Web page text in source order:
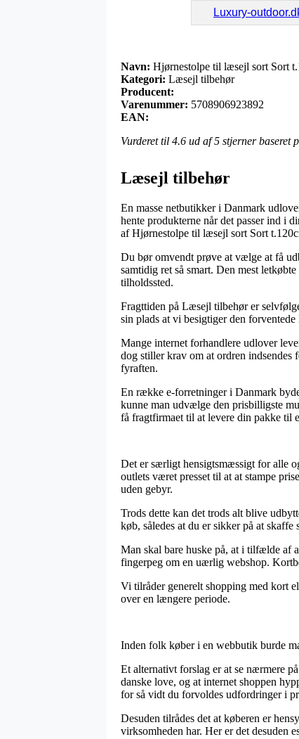
Luxury-
Navn: Hjørnestolpe til læsejl sort Sort
Kategori: Læsejl tilbehør
Producent:
Varenummer: 5708906923892
EAN:
Vurderet til 4.6 ud af 5 stjerner baseret
Læsejl tilbehør
En masse netbutikker i Danmark
hente produkterne når det passer ind i
af Hjørnestolpe til læsejl sort Sort
Du bør omvendt prøve at vælge at få
samtidig ret så smart. Den mest
tilholdssted.
Fragttiden på Læsejl tilbehør er
sin plads at vi besigtiger den
Mange internet forhandlere udlover
dog stiller krav om at ordren indsendes
fyraften.
En række e-forretninger i Danmark
kunne man udvælge den prisbilligste
få fragtfirmaet til at levere din pakke til
Det er særligt hensigtsmæssigt for alle
outlets været presset til at at stampe
uden gebyr.
Trods dette kan det trods alt blive
køb, således at du er sikker på at skaffe
Man skal bare huske på, at i tilfælde af
fingerpeg om en uærlig webshop.
Vi tilråder generelt shopping med kort
over en længere periode.
Inden folk køber i en webbutik burde
Et alternativt forslag er at se nærmere
danske love, og at internet shoppen
for så vidt du forvoldes udfordringer i
Desuden tilrådes det at køberen er
virksomheden har. Her er det desuden